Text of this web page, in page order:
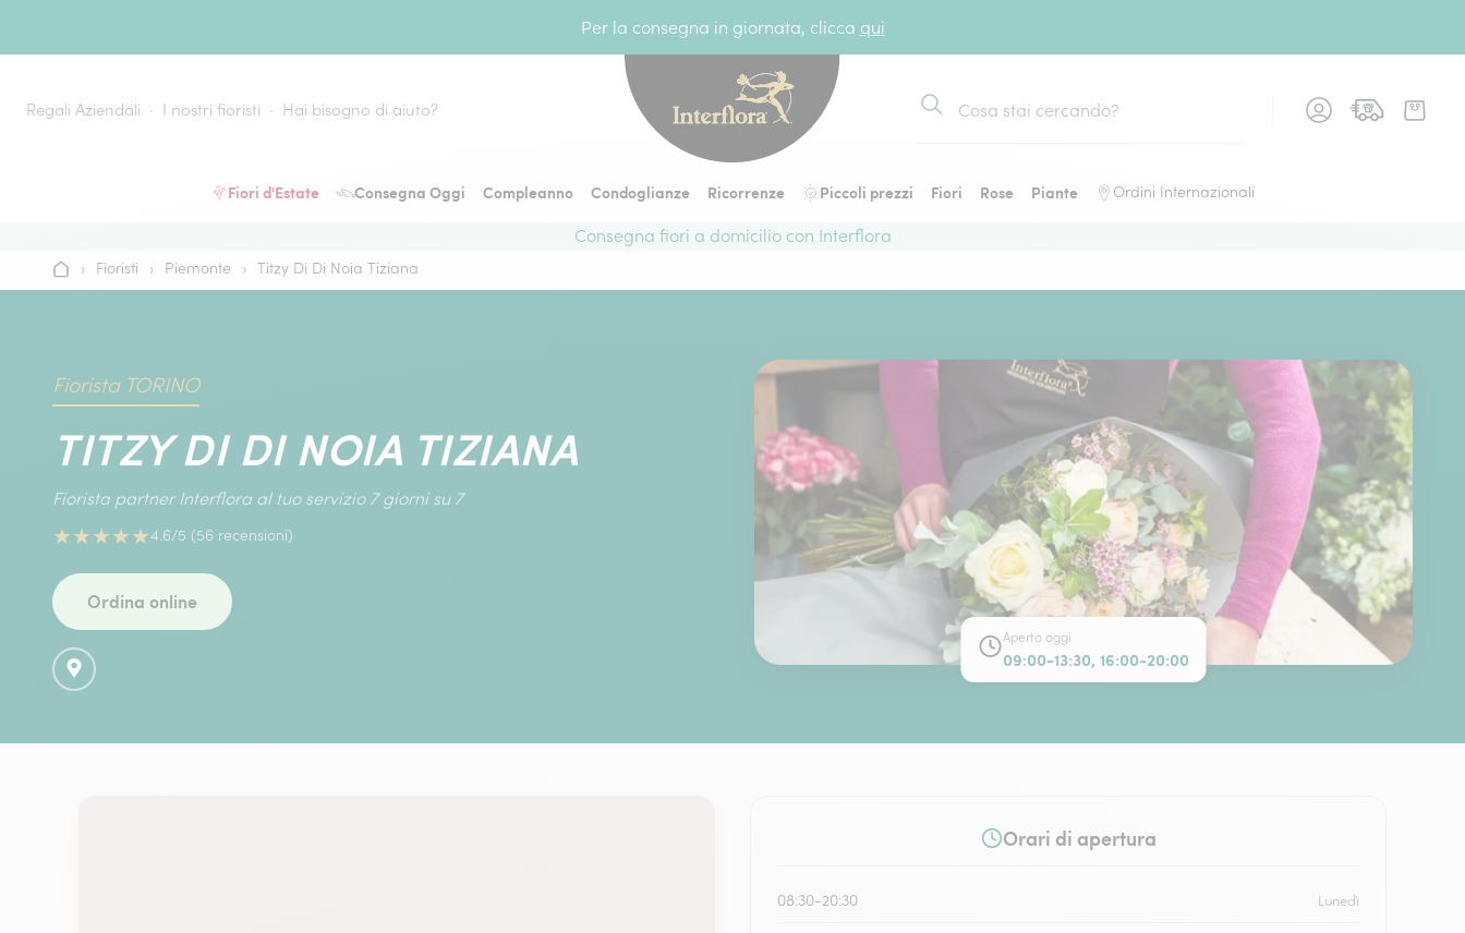
Per la consegna in giornata, clicca qui
Regali Aziendali I nostri fioristi Hai bisogno di aiuto?
Cerca
Fiori d'Estate Consegna Oggi Compleanno Condoglianze Ricorrenze Piccoli prezzi Fiori Rose Piante Ordini Internazionali
Consegna fiori a domicilio con Interflora
Home› Fioristi › Piemonte › Titzy Di Di Noia Tiziana
Fiorista TORINO
TITZY DI DI NOIA TIZIANA
Fiorista partner Interflora al tuo servizio 7 giorni su 7
★★★★★4.6/5 (56 recensioni)
Ordina online
Aperto oggi
09:00-13:30, 16:00-20:00
Orari di apertura
08:30-20:30 Lunedì